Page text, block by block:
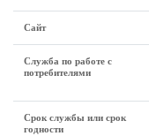
Сайт
Служба по работе с
потребителями
Срок службы или срок
годности